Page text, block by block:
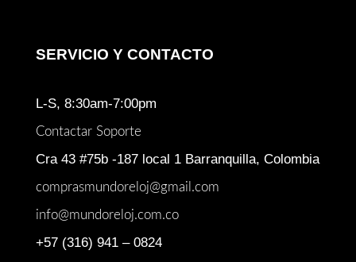
SERVICIO Y CONTACTO
L-S, 8:30am-7:00pm
Contactar Soporte
Cra 43 #75b -187 local 1 Barranquilla, Colombia
comprasmundoreloj@gmail.com
info@mundoreloj.com.co
+57 (316) 941 – 0824